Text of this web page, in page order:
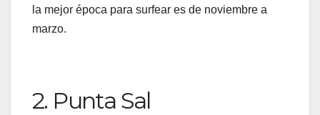
la mejor época para surfear es de noviembre a
marzo.
2. Punta Sal